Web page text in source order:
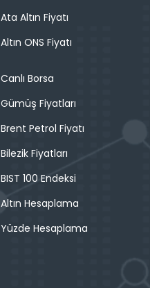
Ata Altın Fiyatı
Altın ONS Fiyatı
Canlı Borsa
Gümüş Fiyatları
Brent Petrol Fiyatı
Bilezik Fiyatları
BIST 100 Endeksi
Altın Hesaplama
Yüzde Hesaplama